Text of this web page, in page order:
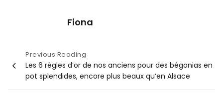
Fiona
Navigation
de
l’article
Previous Reading
Les 6 règles d’or de nos anciens pour des bégonias en
pot splendides, encore plus beaux qu’en Alsace